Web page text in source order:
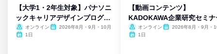
【大学1・2年生対象】パナソニ
ックキャリアデザインプログラ
ム
オンライン
2026年8月・9月・10月
1日
【動画コンテンツ】
KADOKAWA企業研究セミナ
オンライン
2026年8月・9月・
1日